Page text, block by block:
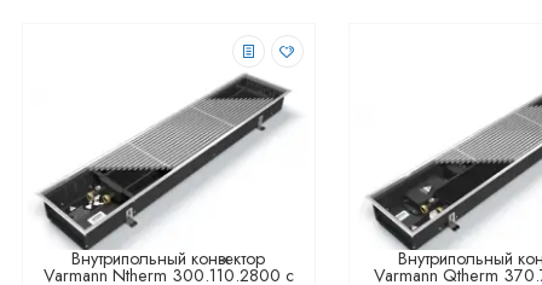
Внутрипольный конвектор
Varmann Ntherm 300.110.2800 с
Внутрипольный
Varmann Qtherm